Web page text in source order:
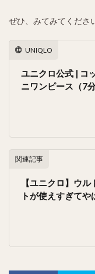
ぜひ、みてみてくださ
UNIQLO
ユニクロ公式 | コ
ニワンピース（7
関連記事
【ユニクロ】ウ
トが使えすぎて